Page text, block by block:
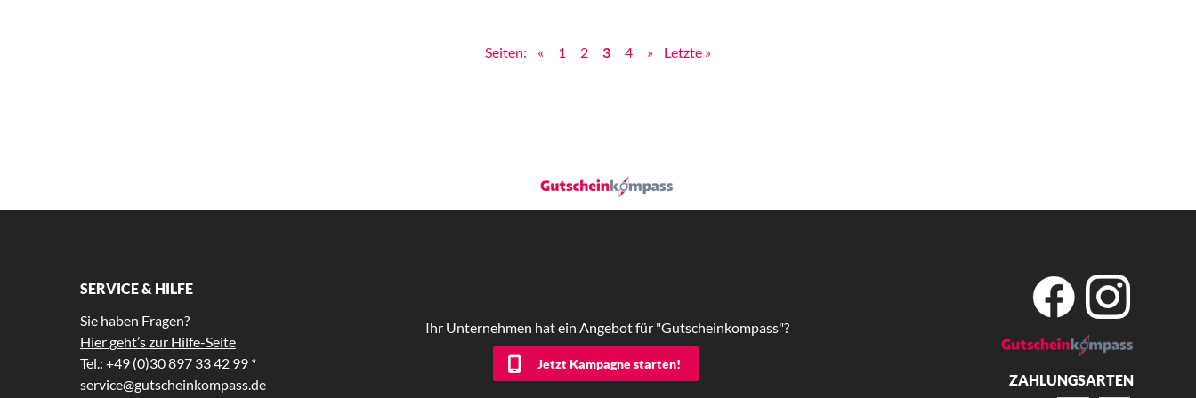
Seiten: « 1 2 3 4 » Letzte »
SERVICE & HILFE
Sie haben Fragen?
Hier geht’s zur Hilfe-Seite
Tel.: +49 (0)30 897 33 42 99 *
service@gutscheinkompass.de
Ihr Unternehmen hat ein Angebot für "Gutscheinkompass"?
Jetzt Kampagne starten!
ZAHLUNGSARTEN